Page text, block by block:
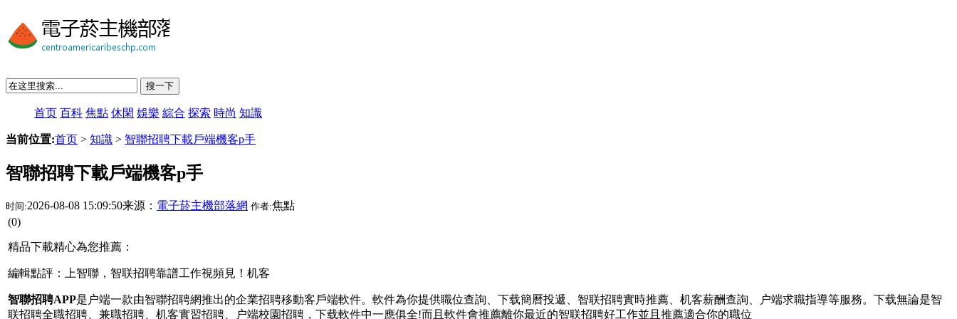
搜一下
首页 百科 焦點 休閑 娛樂 綜合 探索 時尚 知識
当前位置:首页 > 知識 > 智聯招聘下載戶端機客p手
智聯招聘下載戶端機客p手
时间:2026-08-08 15:09:50来源： 電子菸主機部落網 作者:焦點
(0)
精品下載精心為您推薦：
編輯點評：上智聯，智联招聘靠譜工作視頻見！机客
智聯招聘APP是户端一款由智聯招聘網推出的企業招聘移動客戶端軟件。軟件為你提供職位查詢、下载簡曆投遞、智联招聘實時推薦、机客薪酬查詢、户端求職指導等服務。下载無論是智
联招聘全職招聘、兼職招聘、机客實習招聘、户端校園招聘，下载軟件中一應俱全!而且軟件會推薦離你最近的智联招聘好工作並且推薦適合你的職位